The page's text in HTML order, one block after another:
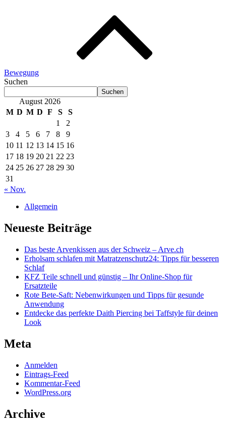
Bewegung
Suchen
Suchen
August 2026
M D M D F S
S
1
2
3
4 5 6 7 8
9
10 11 12 13 14 15 16
17 18 19 20 21 22 23
24 25 26 27 28 29 30
31
« Nov.
Allgemein
Neueste Beiträge
Das beste Arvenkissen aus der Schweiz – Arve.ch
Erholsam schlafen mit Matratzenschutz24: Tipps für besseren
Schlaf
KFZ Teile schnell und günstig – Ihr Online-Shop für
Ersatzteile
Rote Bete-Saft: Nebenwirkungen und Tipps für gesunde
Anwendung
Entdecke das perfekte Daith Piercing bei Taffstyle für deinen
Look
Meta
Anmelden
Eintrags-Feed
Kommentar-Feed
WordPress.org
Archive